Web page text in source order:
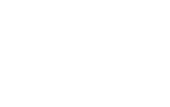
Du som är Menigo-